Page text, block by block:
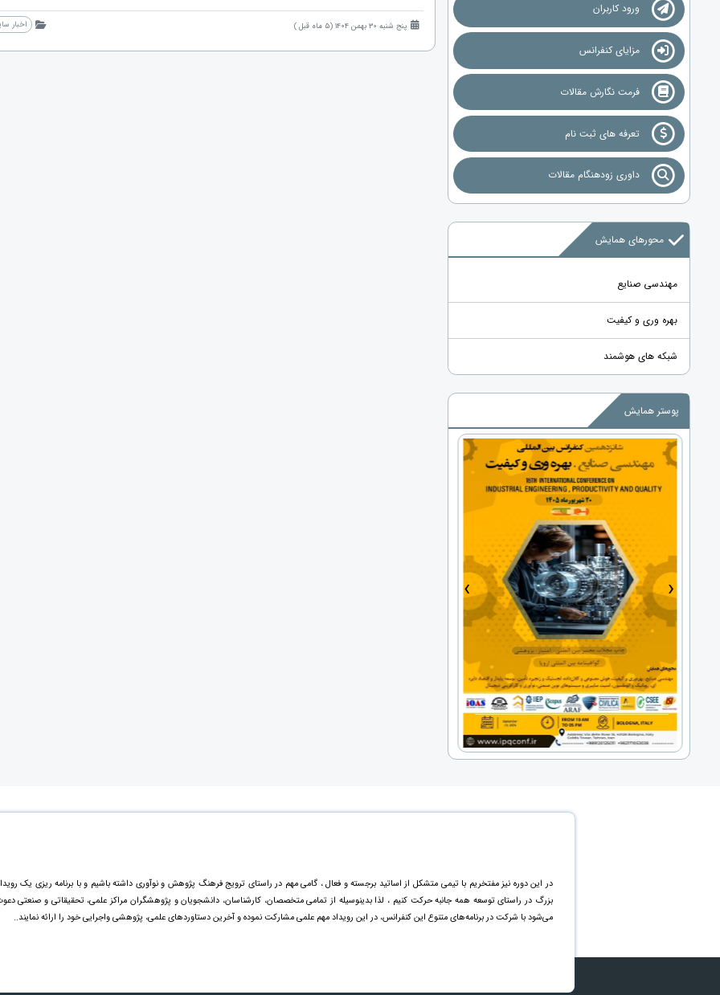
ورود کاربران
مزایای کنفرانس
فرمت نگارش مقالات
تعرفه های ثبت نام
داوری زودهنگام مقالات
محورهای همایش
مهندسی صنایع
بهره وری و کیفیت
شبکه های هوشمند
پوستر همایش
› ‹
پنج شنبه 30 بهمن 1404 (5 ماه قبل ) اخبار
در این دوره نیز مفتخریم با تیمی متشکل از اساتید برجسته و فعال ، گامی مهم در راستای ترویج فرهنگ پژوهش و نوآوری داشته باشیم و با برنامه ریزی یک
بزرگ در راستای توسعه همه جانبه حرکت کنیم ، لذا بدینوسیله از تمامی متخصصان، کارشناسان، دانشجویان و پژوهشگران مراکز علمی، تحقیقاتی و صنعتی
می‌شود با شرکت در برنامه‌های متنوع این کنفرانس، در این رویداد مهم علمی مشارکت نموده و آخرین دستاورد‌های علمی، پژوهشی واجرایی خود را ارائه نمایند..